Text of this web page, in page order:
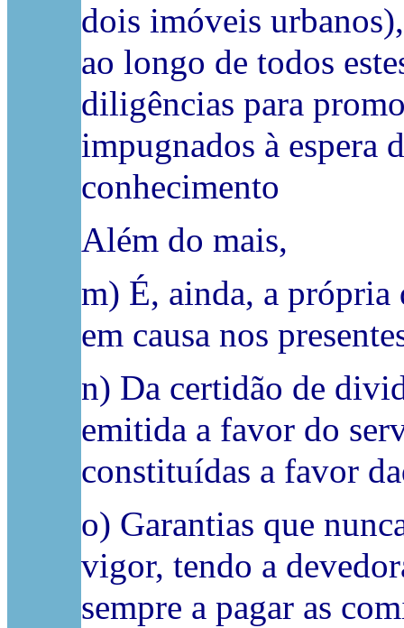
dois imóveis
ao longo de todos
diligências para
impugnados à espera
conhecimento
Além do mais,
m) É, ainda, a própria
em causa nos
n) Da certidão de
emitida a favor do
constituídas a favor
o) Garantias que
vigor, tendo a
sempre a pagar as